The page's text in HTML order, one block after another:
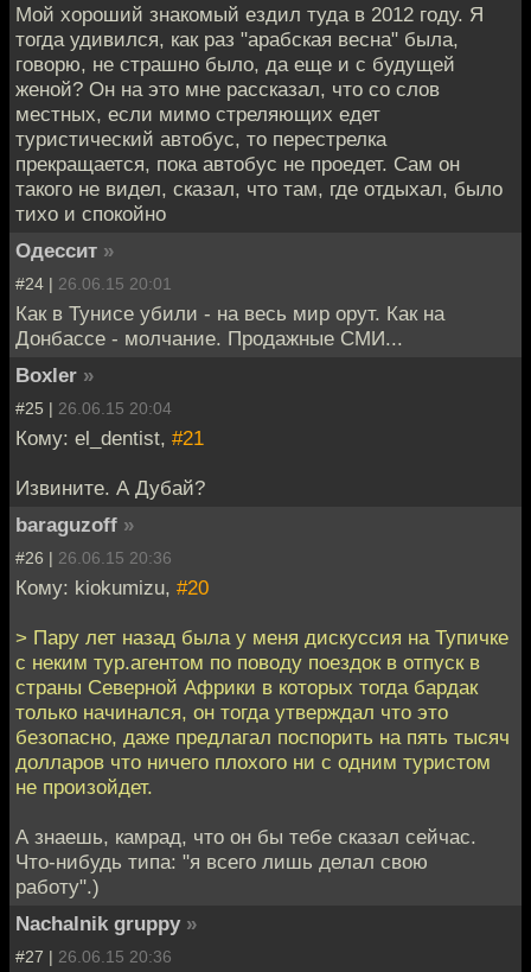
Мой хороший знакомый ездил туда в 2012 году. Я
тогда удивился, как раз "арабская весна" была,
говорю, не страшно было, да еще и с будущей
женой? Он на это мне рассказал, что со слов
местных, если мимо стреляющих едет
туристический автобус, то перестрелка
прекращается, пока автобус не проедет. Сам он
такого не видел, сказал, что там, где отдыхал, было
тихо и спокойно
Одессит »
#24 | 26.06.15 20:01
Как в Тунисе убили - на весь мир орут. Как на
Донбассе - молчание. Продажные СМИ...
Boxler »
#25 | 26.06.15 20:04
Кому: el_dentist, #21
Извините. А Дубай?
baraguzoff »
#26 | 26.06.15 20:36
Кому: kiokumizu, #20
> Пару лет назад была у меня дискуссия на Тупичке
с неким тур.агентом по поводу поездок в отпуск в
страны Северной Африки в которых тогда бардак
только начинался, он тогда утверждал что это
безопасно, даже предлагал поспорить на пять тысяч
долларов что ничего плохого ни с одним туристом
не произойдет.
А знаешь, камрад, что он бы тебе сказал сейчас.
Что-нибудь типа: "я всего лишь делал свою
работу".)
Nachalnik gruppy »
#27 | 26.06.15 20:36